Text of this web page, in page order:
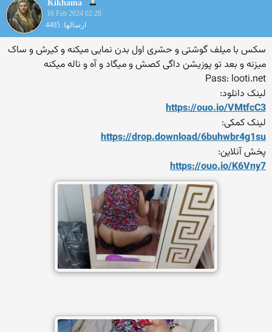
Kikhama
16 Feb 2024 02:28
ارسالها: 4405
سکس با میلف گوشتی و حشری اول بدن نمایی میکنه و کیرش و ساک
میزنه و بعد تو پوزیشن داگی کصش و میگاد و آه و ناله میکنه
Pass: looti.net
لینک دانلود:
https://ouo.io/VMtfcC3
لینک کمکی:
https://drop.download/6buhwbr4g1su
پخش آنلاین:
https://ouo.io/K6Vny7